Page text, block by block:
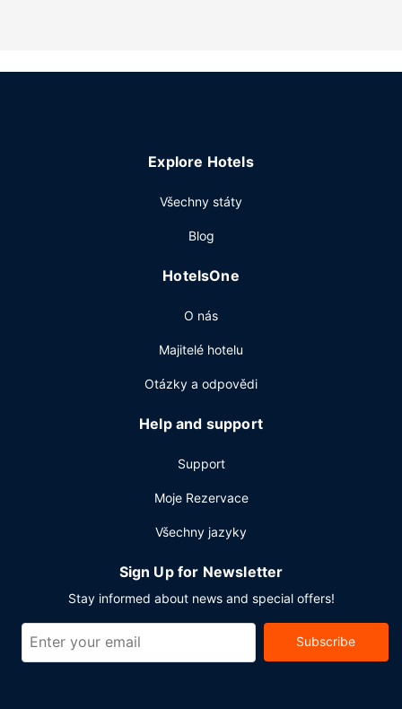
výletů/vstupenek a vstup do blízkého fitness centra
kde se podává oběd a večeře. Kromě toho vám bude k
kavárna. Chcete-li svůj rušný den zakončit u svého
denně od 6:30 do 9:30 za příplatek bufetovou snídani.
odhlášení při odjezdu a čistírna oděvů. Přímo v areálu je
Explore Hotels
Všechny státy
Blog
HotelsOne
O nás
Majitelé hotelu
Otázky a odpovědi
Help and support
Support
Moje Rezervace
Všechny jazyky
Sign Up for Newsletter
Stay informed about news and special offers!
Subscribe